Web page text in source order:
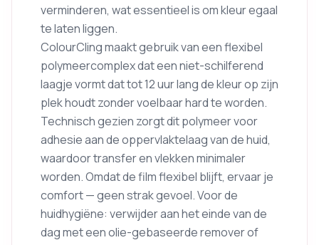
verminderen, wat essentieel is om kleur egaal
te laten liggen.
ColourCling maakt gebruik van een flexibel
polymeercomplex dat een niet-schilferend
laagje vormt dat tot 12 uur lang de kleur op zijn
plek houdt zonder voelbaar hard te worden.
Technisch gezien zorgt dit polymeer voor
adhesie aan de oppervlaktelaag van de huid,
waardoor transfer en vlekken minimaler
worden. Omdat de film flexibel blijft, ervaar je
comfort — geen strak gevoel. Voor de
huidhygiëne: verwijder aan het einde van de
dag met een olie-gebaseerde remover of